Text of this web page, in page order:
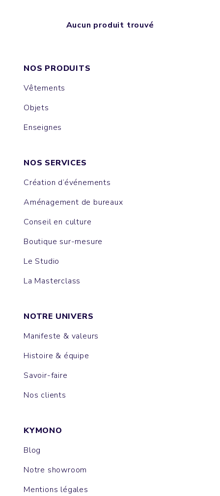
Aucun produit trouvé
NOS PRODUITS
Vêtements
Objets
Enseignes
NOS SERVICES
Création d’événements
Aménagement de bureaux
Conseil en culture
Boutique sur-mesure
Le Studio
La Masterclass
NOTRE UNIVERS
Manifeste & valeurs
Histoire & équipe
Savoir-faire
Nos clients
KYMONO
Blog
Notre showroom
Mentions légales